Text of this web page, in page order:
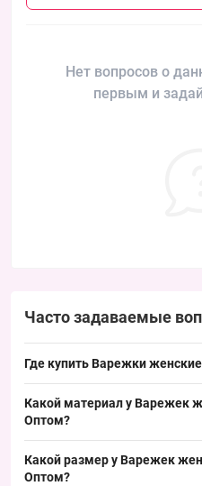
Нет вопросов о
первым и
Часто задаваемые
Где купить Варежки
Одессы 7КМ — популярная
плановой выкладки на оптовых
Какой материал у Варежек
Оптом?
внешний слой соответствует
Какой размер у Варежек
Оптом?